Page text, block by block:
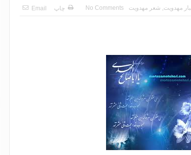
مهدویت, شعر مهدویت No Comments چاپ Email